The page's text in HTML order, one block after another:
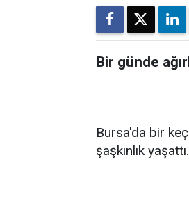
Bir günde
Bursa'da bir
şaşkınlık yaşattı.